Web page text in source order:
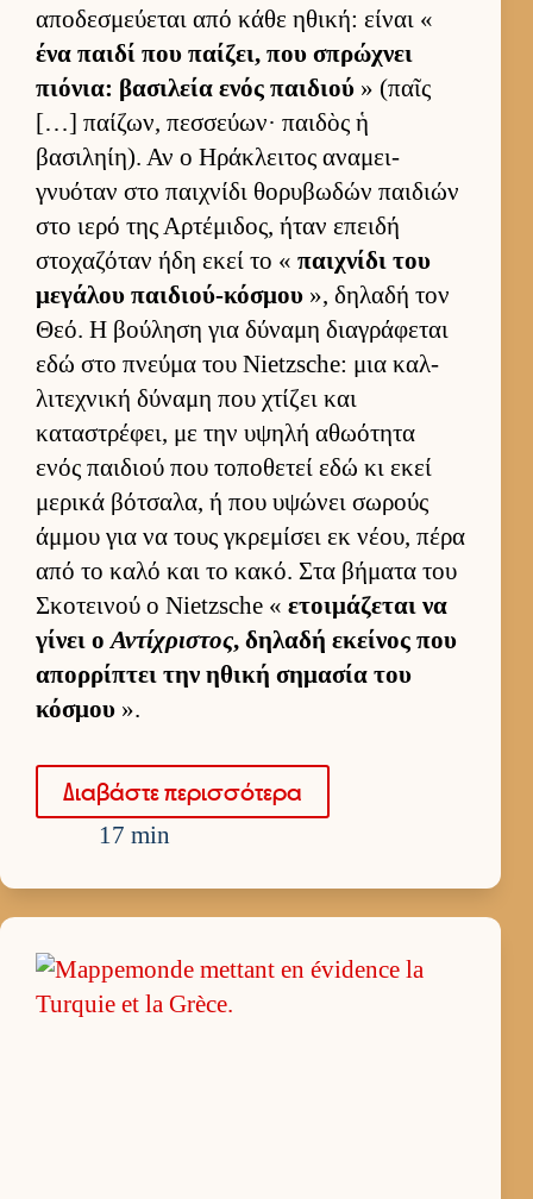
αποδεσμεύ­εται από κάθε ηθική: εί­ναι «
ένα παιδί που παί­ζει, που σπρώχνει
πιόνια: βασιλεία ενός παι­διού » (παῖς
[…] παί­ζων, πεσ­σεύ­ων· παι­δὸς ἡ
βασιληίη). Αν ο Ηράκλει­τος αναμει­
γνυόταν στο παι­χνίδι θορυβωδών παι­διών
στο ιερό της Αρ­τέμιδος, ήταν επειδή
στοχαζόταν ήδη εκεί το « παι­χνίδι του
μεγάλου παι­διού-κόσμου », δηλαδή τον
Θεό. Η βού­ληση για δύναμη δια­γράφεται
εδώ στο πνεύμα του Nietzsche: μια καλ­
λιτεχνική δύναμη που χτίζει και
καταστρέφει, με την υψηλή αθωότητα
ενός παι­διού που τοποθετεί εδώ κι εκεί
μερικά βότσαλα, ή που υψώνει σωρούς
άμ­μου για να τους γκρεμίσει εκ νέου, πέρα
από το καλό και το κακό. Στα βήματα του
Σκοτει­νού ο Nietzsche « ετοι­μάζεται να
γίνει οΑντίχριστος, δηλαδή εκεί­νος που
απορ­ρίπτει την ηθική σημασία του
κόσμου ».
Δια­βάστε περισ­σότερα
17 min